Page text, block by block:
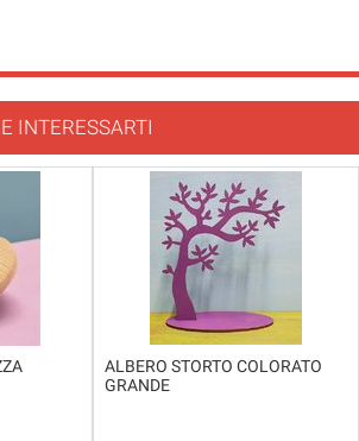
INTERESSARTI
ALBERO STORTO COLORATO
GRANDE